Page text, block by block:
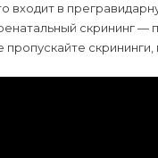
входит в
скрининг —
пропускайте